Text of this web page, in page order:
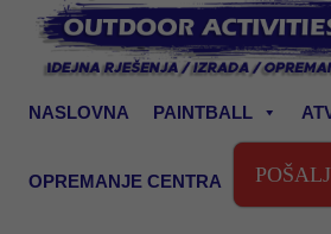
NASLOVNA PAINTBALL
OPREMANJE CENTRA